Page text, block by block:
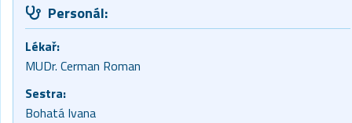
Personál:
Lékař:
MUDr. Cerman Roman
Sestra:
Bohatá Ivana